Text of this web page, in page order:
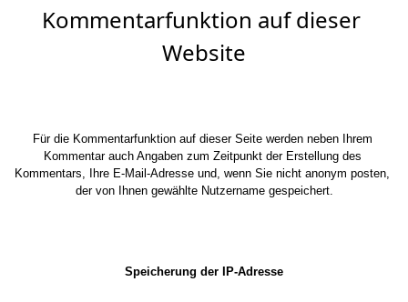
Kommentarfunktion auf dieser
Website
Für die Kommentarfunktion auf dieser Seite werden neben Ihrem
Kommentar auch Angaben zum Zeitpunkt der Erstellung des
Kommentars, Ihre E-Mail-Adresse und, wenn Sie nicht anonym posten,
der von Ihnen gewählte Nutzername gespeichert.
Speicherung der IP-Adresse